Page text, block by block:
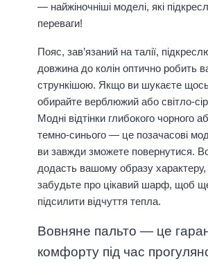
— найжіночніші моделі, які
переваги!
Пояс, зав’язаний на талії,
довжина до колін оптично робить
стрункішою. Якщо ви шукаєте
обирайте верблюжий або світло-
Модні відтінки глибокого чорного
темно-синього — це позачасові
ви завжди зможете повернутися.
додасть вашому образу
забудьте про цікавий шарф, щоб
підсилити відчуття тепла.
Вовняне пальто — це
комфорту під час